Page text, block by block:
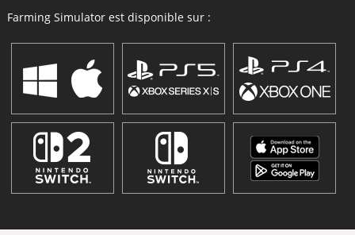
Farming Simulator est disponible sur :